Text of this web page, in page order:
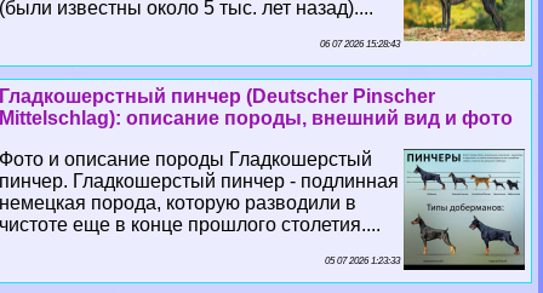
(были известны около 5 тыс. лет назад)....
06 07 2026 15:28:43
Гладкошерстный пинчер (Deutscher Pinscher
Mittelschlag): описание породы, внешний вид и фото
Фото и описание породы Гладкошерстый
пинчер. Гладкошерстый пинчер - подлинная
немецкая порода, которую разводили в
чистоте еще в конце прошлого столетия....
05 07 2026 1:23:33